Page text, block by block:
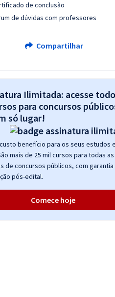
de conclusão
de dúvidas com professores
Compartilhar
Ilimitada: acesse
para concursos
só lugar!
benefício para os seus estudos
mais de 25 mil cursos para todas as
de concursos públicos, com garantia
pós-edital.
Comece hoje